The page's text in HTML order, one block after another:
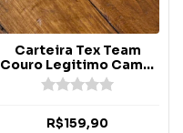
Carteira Tex Team
Couro Legitimo Camel
costura Verde
R$159,90